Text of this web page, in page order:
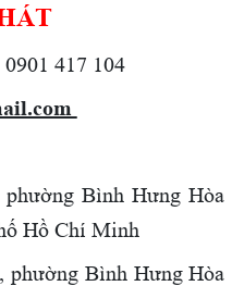
417 104
Bình Hưng Hòa
Hồ Chí Minh
phường Bình Hưng Hòa